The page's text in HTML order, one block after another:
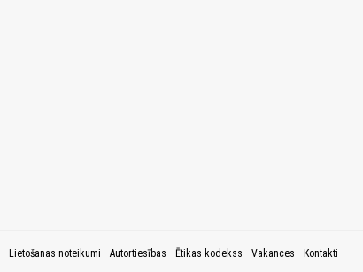
Lietošanas noteikumi Autortiesības Ētikas kodekss Vakances Kontakti